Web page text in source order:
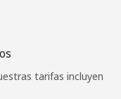
tarifas incluyen